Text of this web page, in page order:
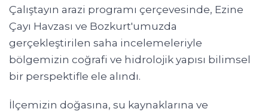
Çalıştayın arazi programı çerçevesinde, Ezine
Çayı Havzası ve Bozkurt'umuzda
gerçekleştirilen saha incelemeleriyle
bölgemizin coğrafi ve hidrolojik yapısı bilimsel
bir perspektifle ele alındı.
İlçemizin doğasına, su kaynaklarına ve